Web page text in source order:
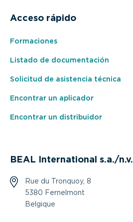
Acceso rápido
Formaciones
Listado de documentación
Solicitud de asistencia técnica
Encontrar un aplicador
Encontrar un distribuidor
BEAL International s.a./n.v.
Rue du Tronquoy, 8
5380 Fernelmont
Belgique